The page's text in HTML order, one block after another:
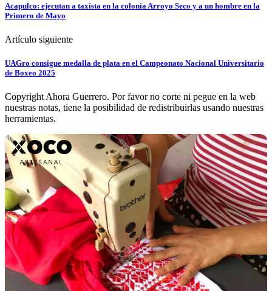
Acapulco: ejecutan a taxista en la colonia Arroyo Seco y a un hombre en la
Primero de Mayo
Artículo siguiente
UAGro consigue medalla de plata en el Campeonato Nacional Universitario
de Boxeo 2025
Copyright Ahora Guerrero. Por favor no corte ni pegue en la web
nuestras notas, tiene la posibilidad de redistribuirlas usando nuestras
herramientas.